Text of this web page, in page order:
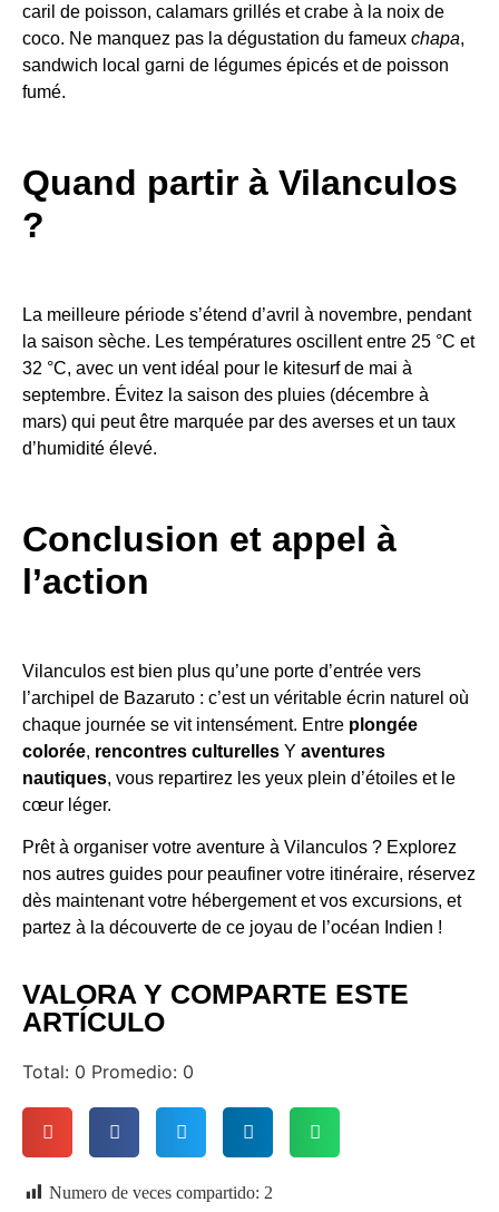
caril de poisson, calamars grillés et crabe à la noix de
coco. Ne manquez pas la dégustation du fameux chapa,
sandwich local garni de légumes épicés et de poisson
fumé.
Quand partir à Vilanculos
?
La meilleure période s’étend d’avril à novembre, pendant
la saison sèche. Les températures oscillent entre 25 °C et
32 °C, avec un vent idéal pour le kitesurf de mai à
septembre. Évitez la saison des pluies (décembre à
mars) qui peut être marquée par des averses et un taux
d’humidité élevé.
Conclusion et appel à
l’action
Vilanculos est bien plus qu’une porte d’entrée vers
l’archipel de Bazaruto : c’est un véritable écrin naturel où
chaque journée se vit intensément. Entre plongée
colorée, rencontres culturelles Y aventures
nautiques, vous repartirez les yeux plein d’étoiles et le
cœur léger.
Prêt à organiser votre aventure à Vilanculos ? Explorez
nos autres guides pour peaufiner votre itinéraire, réservez
dès maintenant votre hébergement et vos excursions, et
partez à la découverte de ce joyau de l’océan Indien !
VALORA Y COMPARTE ESTE
ARTÍCULO
Total: 0 Promedio: 0
Numero de veces compartido: 2